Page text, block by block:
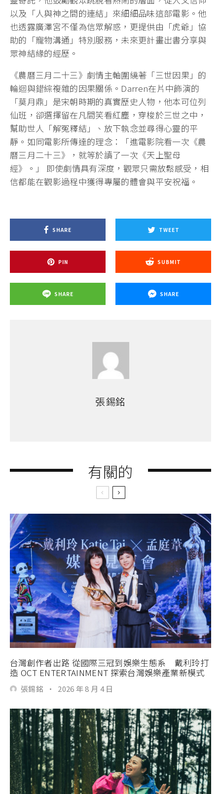
以及「人與神之間的連結」來細細品味這部電影。他
也透露廣澤宮不僅為信眾解惑，更提供由「虎爺」協
助的「寵物溝通」特別服務，未來更計畫出書分享與
眾神結緣的經歷。
《農曆三月二十三》劇情主軸圍繞著「三世因果」的
輪迴與錯綜複雜的因果關係。Darren在片中飾演的
「莫月鼎」是宋朝時期的真實歷史人物，他本可位列
仙班，卻選擇留在凡間笑看紅塵，穿梭於三世之中，
幫助世人「解冤釋結」、放下執念並尋得心靈的平
靜。如同電影所傳達的理念：「進電影院看一次《農
曆三月二十三》，就等於讀了一次《天上聖母
經》。」 即使劇情具有深度，觀眾只需放鬆感受，相
信都能在觀影過程中獲得專屬的體會與平安祝福。
SHARE TWEET
PIN SUBMIT
SHARE SHARE
張錫銘
有關的
台灣創作者出路 從國際三冠到娛樂生態系 戴利玲打
造 OCT ENTERTAINMENT 探索台灣娛樂產業新模式
張錫銘 · 2026 年 8 月 4 日